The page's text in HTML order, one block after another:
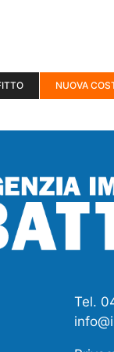
NUOVA
Tel.